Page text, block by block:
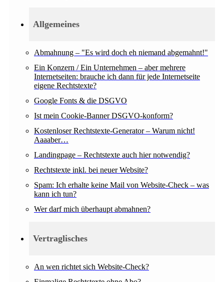
Allgemeines
Abmahnung – "Es wird doch eh niemand abgemahnt!"
Ein Konzern / Ein Unternehmen – aber mehrere
Internetseiten: brauche ich dann für jede Internetseite
eigene Rechtstexte?
Google Fonts & die DSGVO
Ist mein Cookie-Banner DSGVO-konform?
Kostenloser Rechtstexte-Generator – Warum nicht!
Aaaaber…
Landingpage – Rechtstexte auch hier notwendig?
Rechtstexte inkl. bei neuer Website?
Spam: Ich erhalte keine Mail von Website-Check – was
kann ich tun?
Wer darf mich überhaupt abmahnen?
Vertraglisches
An wen richtet sich Website-Check?